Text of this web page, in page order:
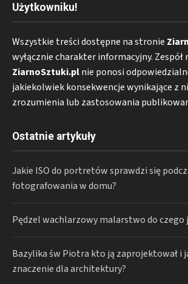
Użytkowniku!
Wszystkie treści dostępne na stronie
wyłącznie charakter informacyjny. Zespół
ZiarnoSztuki.plnie ponosi
jakiekolwiek konsekwencje wynikające z
zrozumienia lub zastosowania
Ostatnie artykuły
Jakie ISO do portretów sprawdzi się
fotografowania w domu?
Pędzel wachlarzowy malarstwo do czego
Bazylika św Piotra kto ją zaprojektował i
znaczenie dla architektury?